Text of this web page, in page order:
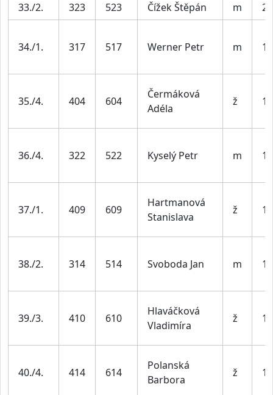
33./2. 323 523 Čížek Štěpán m
34./1. 317 517 Werner Petr m
35./4. 404 604
Čermáková
Adéla
ž
36./4. 322 522 Kyselý Petr m
37./1. 409 609
Hartmanová
Stanislava
ž
38./2. 314 514 Svoboda Jan m
39./3. 410 610
Hlaváčková
Vladimíra
ž
40./4. 414 614
Polanská
Barbora
ž